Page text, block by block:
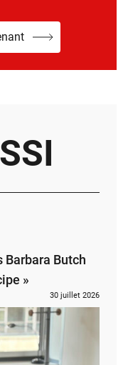
Barbara Butch
»
30 juillet 2026